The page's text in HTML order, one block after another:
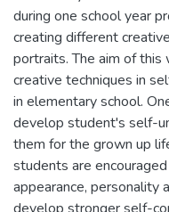
during one school year
creating different
portraits. The aim of this
creative techniques in
in elementary school.
develop student's self-
them for the grown up
students are
appearance, personality